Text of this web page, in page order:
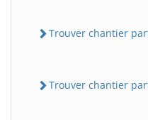
Trouver chantier
Trouver chantier